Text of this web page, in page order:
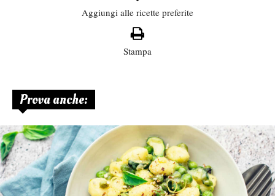
Aggiungi alle ricette preferite
Stampa
Prova anche: